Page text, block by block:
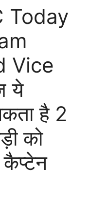
Today
Vice
ये
है 2
को
कैप्टेन